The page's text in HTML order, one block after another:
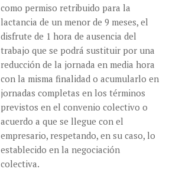
como permiso retribuido para la
lactancia de un menor de 9 meses, el
disfrute de 1 hora de ausencia del
trabajo que se podrá sustituir por una
reducción de la jornada en media hora
con la misma finalidad o acumularlo en
jornadas completas en los términos
previstos en el convenio colectivo o
acuerdo a que se llegue con el
empresario, respetando, en su caso, lo
establecido en la negociación
colectiva.